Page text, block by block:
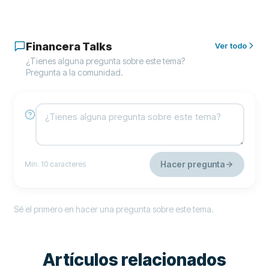
Financera Talks
¿Tienes alguna pregunta sobre este tema?
Pregunta a la comunidad.
Ver todo
Mín. 10 caracteres Hacer pregunta
Sé el primero en hacer una pregunta sobre este tema.
Artículos relacionados